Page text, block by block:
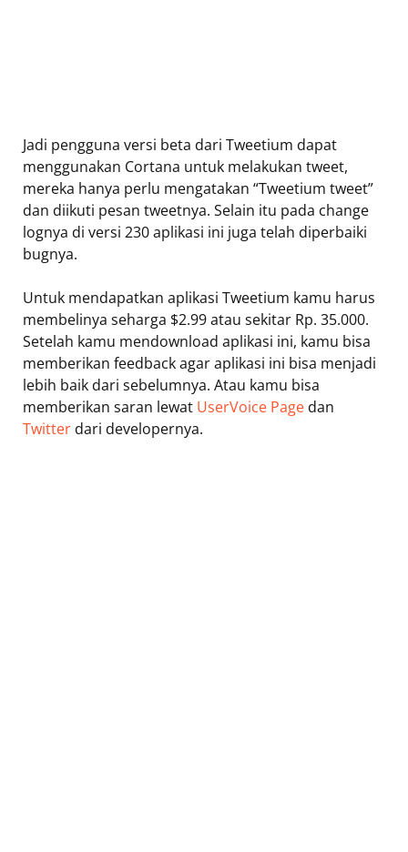
Jadi pengguna versi beta dari Tweetium dapat
menggunakan Cortana untuk melakukan tweet,
mereka hanya perlu mengatakan “Tweetium tweet”
dan diikuti pesan tweetnya. Selain itu pada change
lognya di versi 230 aplikasi ini juga telah diperbaiki
bugnya.
Untuk mendapatkan aplikasi Tweetium kamu harus
membelinya seharga $2.99 atau sekitar Rp. 35.000.
Setelah kamu mendownload aplikasi ini, kamu bisa
memberikan feedback agar aplikasi ini bisa menjadi
lebih baik dari sebelumnya. Atau kamu bisa
memberikan saran lewat UserVoice Page dan
Twitter dari developernya.